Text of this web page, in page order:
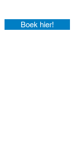
Boek hier!